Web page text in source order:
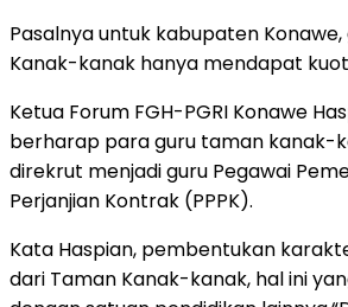
Pasalnya untuk kabupaten
Kanak-kanak hanya mendapat
Ketua Forum FGH-PGRI Konawe
berharap para guru taman kanak-
direkrut menjadi guru Pegawai
Perjanjian Kontrak (PPPK).
Kata Haspian, pembentukan
dari Taman Kanak-kanak, hal ini